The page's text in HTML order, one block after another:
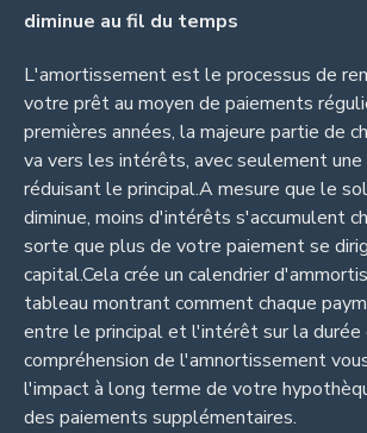
diminue au fil du temps
L'amortissement est le processus de
votre prêt au moyen de paiements
premières années, la majeure partie de
va vers les intérêts, avec seulement
réduisant le principal.A mesure que le
diminue, moins d'intérêts s'accumulent
sorte que plus de votre paiement se
capital.Cela crée un calendrier
tableau montrant comment chaque
entre le principal et l'intérêt sur la durée
compréhension de l'amnortissement
l'impact à long terme de votre
des paiements supplémentaires.